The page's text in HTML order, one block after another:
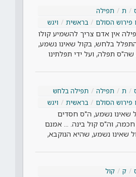
ת
תפילה
פירוש הסולם בראשית ויגש
אין אדם צריך להשמיע קולו
בלחש, בקול שאינו נשמע,
שה"ס תפלה, ועל ידי תפלתינו
ת תפילה
תפילה בלחש
פירוש הסולם בראשית ויגש
שאינו נשמע, ה"ס חסדים
וה"ס קול בינה. ... אמנם
שאינו נשמע, שהיא הנוקבא,
ק
קול